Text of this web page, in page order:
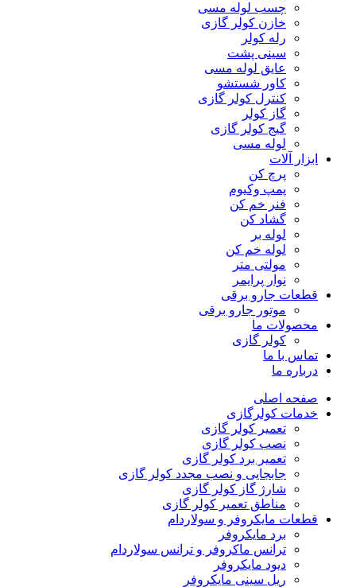
چسب لوله مسی
خازن کولر گازی
رله کولر
سینی پشت
عایق لوله مسی
کاور شستشو
کنترل کولر گازی
گاز کولر
گیج کولر گازی
لوله مسی
ابزار آلات
پرچ کن
پمپ وکیوم
فنر خم کن
گشاد کن
لوله بر
لوله خم کن
مولتی متر
نوار پرایمر
قطعات جارو برقی
موتور جارو برقی
محصولات ما
کولر گازی
تماس با ما
درباره ما
صفحه اصلی
خدمات کولرگازی
تعمیر کولر گازی
نصب کولر گازی
تعمیر برد کولر گازی
جابجایی و نصب مجدد کولر گازی
شارژ گاز کولر گازی
مناطق تعمیر کولر گازی
قطعات مایکروفر و سولاردام
برد مایکروفر
ترانس ماکروفر و ترانس سولاردام
دیود مایکروفر
ریل سینی مایکروفر